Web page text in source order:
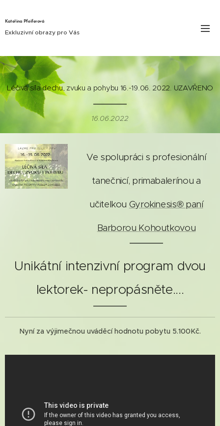
Kateřina Pfeiferová
Exkluzivní obrazy pro Vás
Léčivá síla dechu, zvuku a pohybu 16.-19.06. 2022. UZAVŘENO
16.06.2022
Ve spolupráci s profesionální
tanečnicí, primabalerínou a
učitelkou Gyrokinesis® paní
Barborou Kohoutkovou
Unikátní intenzivní program dvou
lektorek- nepropásněte....
Nyní za výjimečnou uváděcí hodnotu pobytu 5.100Kč.